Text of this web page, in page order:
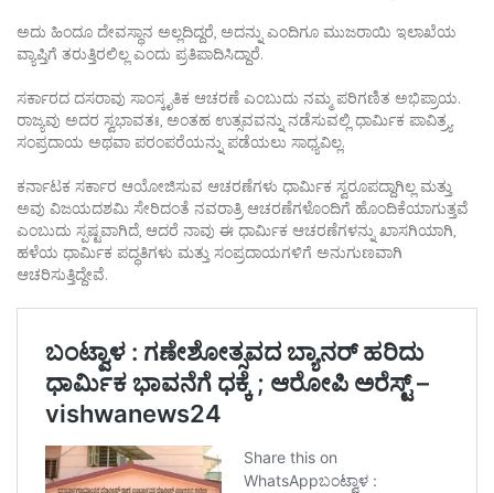
ಅದು ಹಿಂದೂ ದೇವಸ್ಥಾನ ಅಲ್ಲದಿದ್ದರೆ, ಅದನ್ನು ಎಂದಿಗೂ ಮುಜರಾಯಿ ಇಲಾಖೆಯ
ವ್ಯಾಪ್ತಿಗೆ ತರುತ್ತಿರಲಿಲ್ಲ ಎಂದು ಪ್ರತಿಪಾದಿಸಿದ್ದಾರೆ.
ಸರ್ಕಾರದ ದಸರಾವು ಸಾಂಸ್ಕೃತಿಕ ಆಚರಣೆ ಎಂಬುದು ನಮ್ಮ ಪರಿಗಣಿತ ಅಭಿಪ್ರಾಯ.
ರಾಜ್ಯವು ಅದರ ಸ್ವಭಾವತಃ, ಅಂತಹ ಉತ್ಸವವನ್ನು ನಡೆಸುವಲ್ಲಿ ಧಾರ್ಮಿಕ ಪಾವಿತ್ರ್ಯ
ಸಂಪ್ರದಾಯ ಅಥವಾ ಪರಂಪರೆಯನ್ನು ಪಡೆಯಲು ಸಾಧ್ಯವಿಲ್ಲ.
ಕರ್ನಾಟಕ ಸರ್ಕಾರ ಆಯೋಜಿಸುವ ಆಚರಣೆಗಳು ಧಾರ್ಮಿಕ ಸ್ವರೂಪದ್ದಾಗಿಲ್ಲ ಮತ್ತು
ಅವು ವಿಜಯದಶಮಿ ಸೇರಿದಂತೆ ನವರಾತ್ರಿ ಆಚರಣೆಗಳೊಂದಿಗೆ ಹೊಂದಿಕೆಯಾಗುತ್ತವೆ
ಎಂಬುದು ಸ್ಪಷ್ಟವಾಗಿದೆ, ಆದರೆ ನಾವು ಈ ಧಾರ್ಮಿಕ ಆಚರಣೆಗಳನ್ನು ಖಾಸಗಿಯಾಗಿ,
ಹಳೆಯ ಧಾರ್ಮಿಕ ಪದ್ಧತಿಗಳು ಮತ್ತು ಸಂಪ್ರದಾಯಗಳಿಗೆ ಅನುಗುಣವಾಗಿ
ಆಚರಿಸುತ್ತಿದ್ದೇವೆ.